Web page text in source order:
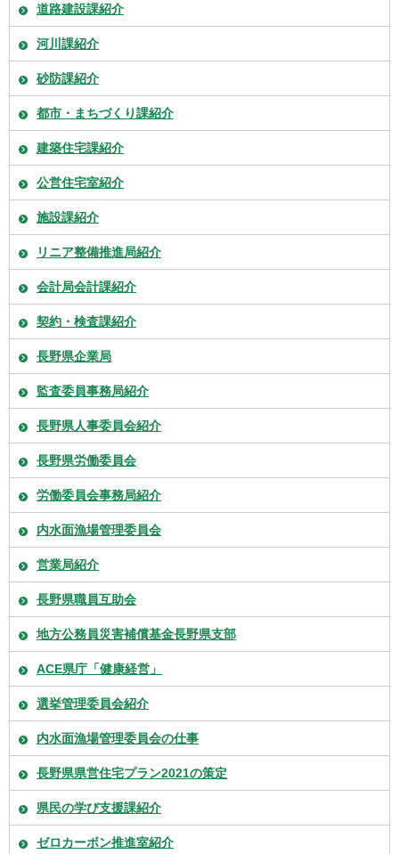
道路建設課紹介
河川課紹介
砂防課紹介
都市・まちづくり課紹介
建築住宅課紹介
公営住宅室紹介
施設課紹介
リニア整備推進局紹介
会計局会計課紹介
契約・検査課紹介
長野県企業局
監査委員事務局紹介
長野県人事委員会紹介
長野県労働委員会
労働委員会事務局紹介
内水面漁場管理委員会
営業局紹介
長野県職員互助会
地方公務員災害補償基金長野県支部
ACE県庁「健康経営」
選挙管理委員会紹介
内水面漁場管理委員会の仕事
長野県県営住宅プラン2021の策定
県民の学び支援課紹介
ゼロカーボン推進室紹介